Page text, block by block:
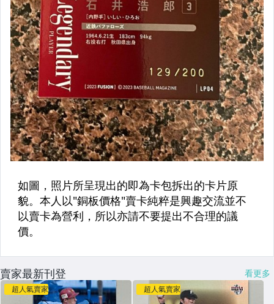
賣家最新刊登 看更多
超人氣賣家 超人氣賣家